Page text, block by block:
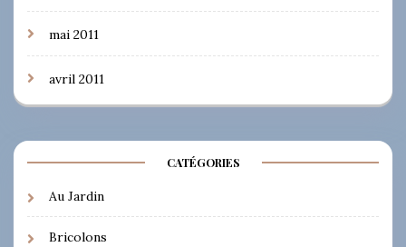
mai 2011
avril 2011
CATÉGORIES
Au Jardin
Bricolons